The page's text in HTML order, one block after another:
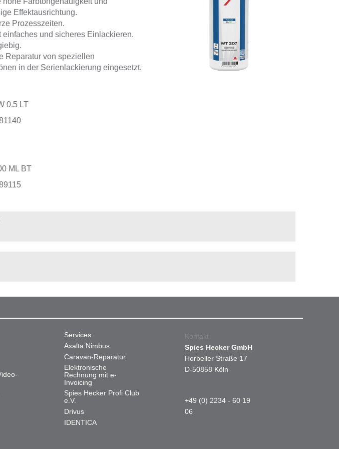
Effektausrichtung.
Prozesszeiten.
einfaches und sicheres Einlackieren.
Reparatur von speziellen
in der Serienlackierung eingesetzt.
0.5 LT
ML BT
Services
Axalta Nimbus
Caravan-Reparatur
Elektronische
Rechnung mit e-
Invoicing
Spies Hecker Profi Club
e.V.
Drivus
IDENTICA
Kontakt
Spies Hecker GmbH
Horbeller Straße 17
D-50858 Köln
+49 (0) 2234 - 60 19
06